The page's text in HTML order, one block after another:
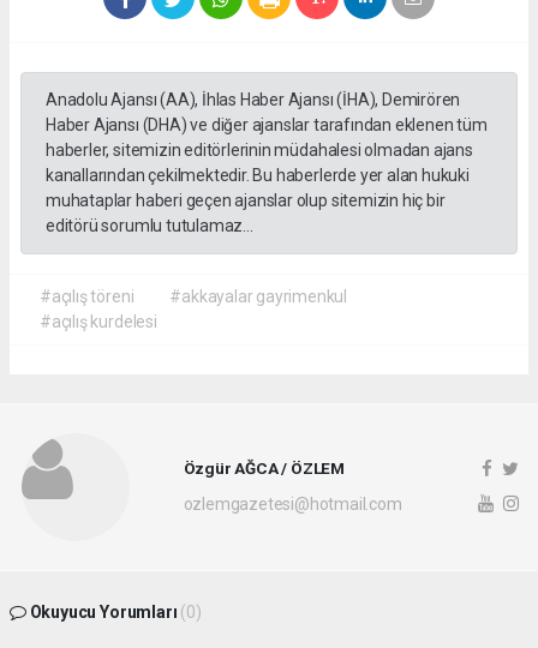
Anadolu Ajansı (AA), İhlas Haber Ajansı (İHA), Demirören
Haber Ajansı (DHA) ve diğer ajanslar tarafından eklenen tüm
haberler, sitemizin editörlerinin müdahalesi olmadan ajans
kanallarından çekilmektedir. Bu haberlerde yer alan hukuki
muhataplar haberi geçen ajanslar olup sitemizin hiç bir
editörü sorumlu tutulamaz...
#açılış töreni
#akkayalar gayrimenkul
#açılış kurdelesi
Özgür AĞCA / ÖZLEM
ozlemgazetesi@hotmail.com
Okuyucu Yorumları (0)